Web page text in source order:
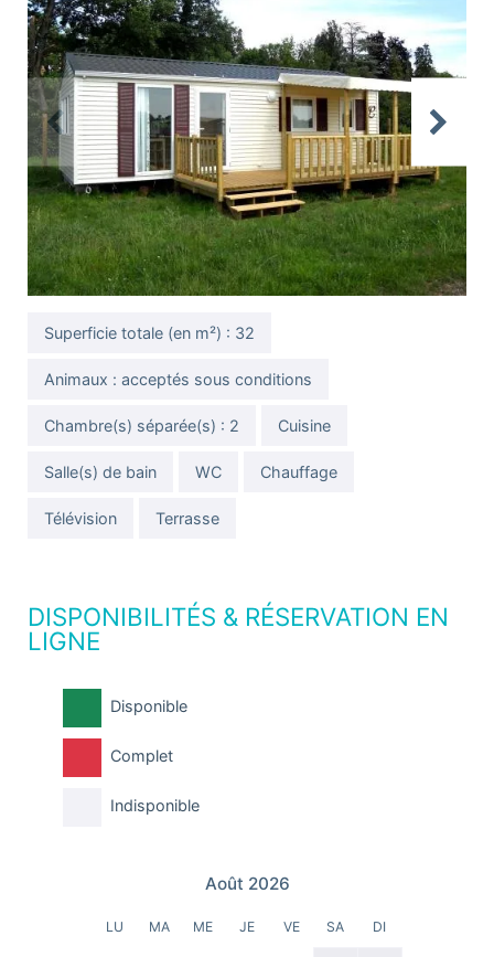
Previous Next
Superficie totale (en m²) : 32
Animaux : acceptés sous conditions
Chambre(s) séparée(s) : 2 Cuisine
Salle(s) de bain WC Chauffage
Télévision Terrasse
DISPONIBILITÉS & RÉSERVATION EN
LIGNE
Disponible
Complet
Indisponible
Août 2026
LU MA ME JE VE SA DI